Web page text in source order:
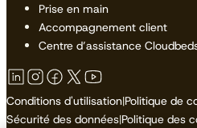
Prise en main
Accompagnement client
Centre d’assistance
Conditions d'utilisation|Politique de
Sécurité des données|Politique des